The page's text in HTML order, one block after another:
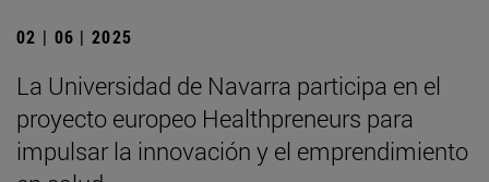
02 | 06 | 2025
La Universidad de Navarra participa en el
proyecto europeo Healthpreneurs para
impulsar la innovación y el emprendimiento